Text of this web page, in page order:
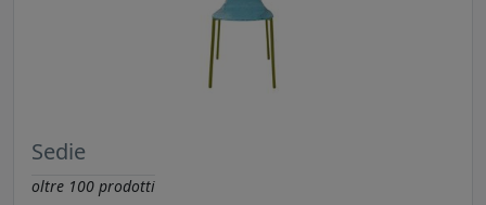
Sedie
oltre 100 prodotti